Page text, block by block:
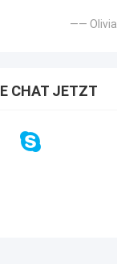
—— Olivia
CHAT JETZT